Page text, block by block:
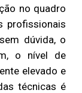
no quadro
profissionais
dúvida, o
o nível de
elevado e
técnicas é